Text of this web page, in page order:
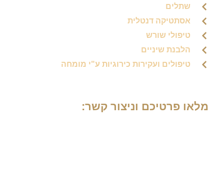
שתלים
אסתטיקה דנטלית
טיפולי שורש
הלבנת שיניים
טיפולים ועקירות כירוגיות ע"י מומחה
מלאו פרטיכם וניצור קשר: